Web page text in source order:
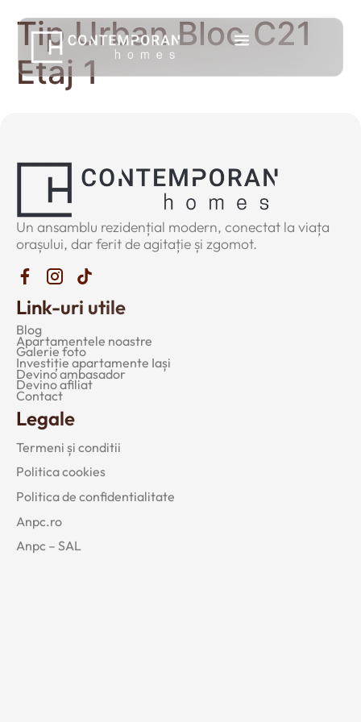
Tip Urban Bloc C21
Etaj 1
Un ansamblu rezidențial modern, conectat la viața
orașului, dar ferit de agitație și zgomot.
Link-uri utile
Blog
Apartamentele noastre
Galerie foto
Investiție apartamente Iași
Devino ambasador
Devino afiliat
Contact
Legale
Termeni și conditii
Politica cookies
Politica de confidentialitate
Anpc.ro
Anpc – SAL